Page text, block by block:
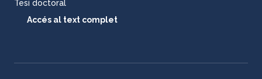
Tesi doctoral
Accés al text complet